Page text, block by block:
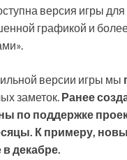
версия игры
графикой и
версии игры мы
заметок. Ранее
по поддержке
К примеру,
декабре.